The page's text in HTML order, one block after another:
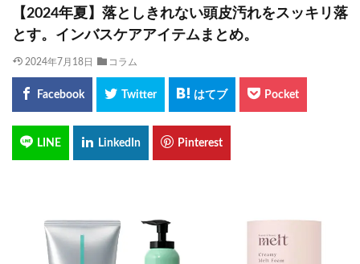
【2024年夏】落としきれない頭皮汚れをスッキリ落
とす。インバスケアアイテムまとめ。
2024年7月18日 コラム